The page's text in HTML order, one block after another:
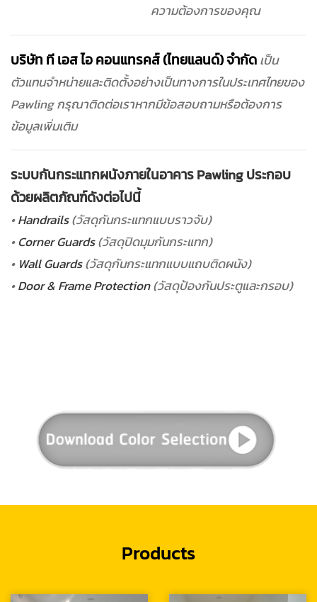
ความต้องการของคุณ
บริษัท ที เอส ไอ คอนแทรคส์ (ไทยแลนด์) จำกัดเป็น
ตัวแทนจำหน่ายและติดตั้งอย่างเป็นทางการในประเทศไทยของ
Pawling กรุณาติดต่อเราหากมีข้อสอบถามหรือต้องการ
ข้อมูลเพิ่มเติม
ระบบกันกระแทกผนังภายในอาคาร Pawling ประกอบ
ด้วยผลิตภัณฑ์ดังต่อไปนี้
•Handrails(วัสดุกันกระแทกแบบราวจับ)
•Corner Guards(วัสดุปิดมุมกันกระแทก)
• Wall Guards(วัสดุกันกระแทกแบบแถบติดผนัง)
•Door & Frame Protection(วัสดุป้องกันประตูและกรอบ)
Products